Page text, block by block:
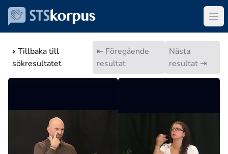
« Tillbaka till
sökresultatet
⇤ Föregående
resultat
Nästa
resultat ⇥